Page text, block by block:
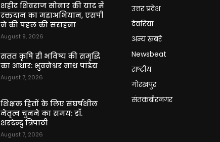
शहीद शिवराज सोनार की याद में
रक्तदान का महाअभियान, एसपी
ने की पहल की सराहना
August 9, 2026
सतत कृषि ही भविष्य की समृद्धि
का आधार: भुवनेश्वर नाथ पांडेय
August 7, 2026
शिक्षक हितों के लिए संघर्षशील
नेतृत्व चुनने का समय: डॉ.
शरदेन्दु त्रिपाठी
August 7, 2026
उत्तर प्रदेश
देवरिया
अन्य खबरे
Newsbeat
राष्ट्रीय
गोरखपुर
संतकबीरनगर